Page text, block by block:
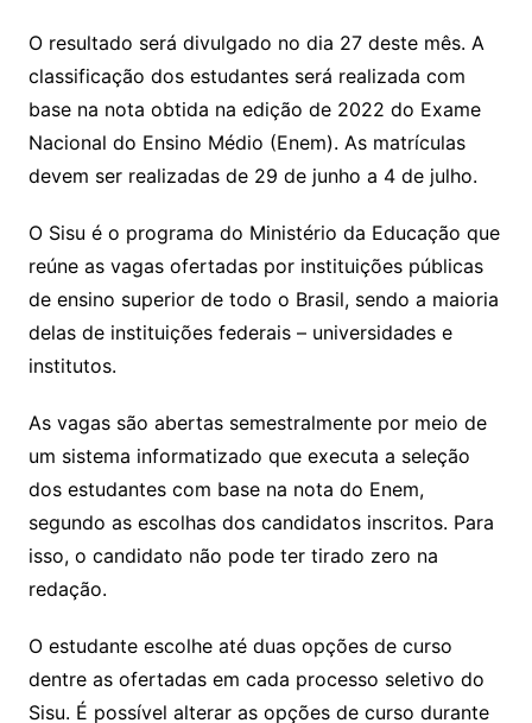
O resultado será divulgado no dia 27 deste mês. A
classificação dos estudantes será realizada com
base na nota obtida na edição de 2022 do Exame
Nacional do Ensino Médio (Enem). As matrículas
devem ser realizadas de 29 de junho a 4 de julho.
O Sisu é o programa do Ministério da Educação que
reúne as vagas ofertadas por instituições públicas
de ensino superior de todo o Brasil, sendo a maioria
delas de instituições federais – universidades e
institutos.
As vagas são abertas semestralmente por meio de
um sistema informatizado que executa a seleção
dos estudantes com base na nota do Enem,
segundo as escolhas dos candidatos inscritos. Para
isso, o candidato não pode ter tirado zero na
redação.
O estudante escolhe até duas opções de curso
dentre as ofertadas em cada processo seletivo do
Sisu. É possível alterar as opções de curso durante